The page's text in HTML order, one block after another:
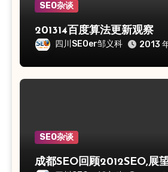
SEO杂谈
201314百度算法更新观察
四川SEOer邹义科 2013
SEO杂谈
成都SEO回顾2012SEO,展